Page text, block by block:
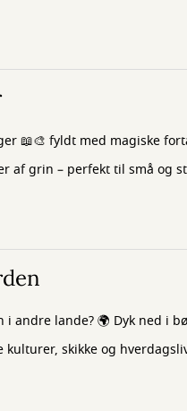
📖🎨 fyldt med magiske
af grin – perfekt til små og
i andre lande? 🌍 Dyk ned i
skikke og